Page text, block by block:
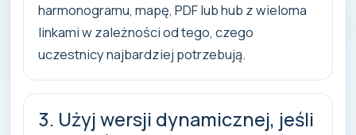
harmonogramu, mapę, PDF lub hub z wieloma
linkami w zależności od tego, czego
uczestnicy najbardziej potrzebują.
3. Użyj wersji dynamicznej, jeśli